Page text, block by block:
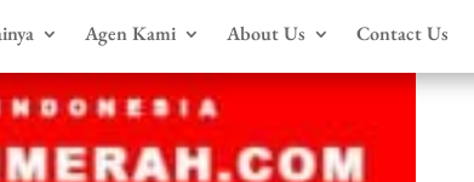
Agen Kami About Us Contact Us